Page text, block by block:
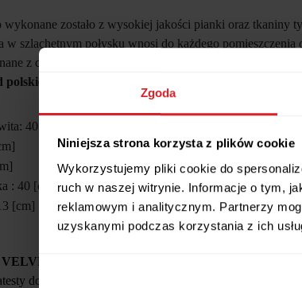
Zgoda
Niniejsza strona korzysta z plików cookie
Wykorzystujemy pliki cookie do
ruch w naszej witrynie. Informacje o tym,
reklamowym i analitycznym. Partnerzy
uzyskanymi podczas korzystania z ich
wykonane zostało z wysokiej jakości pianki oraz tkaniny
w szlachetnym połysku wnosi do każdego pomieszczenia
z drewna w ich naturalnym kolorze. W zestawie są 4
producenta.
40 [cm]
: 40 [cm]
[cm]
miękka i aksamitna w dotyku tkaniną
do użytku komercyjnego oraz OEKO-TEX.